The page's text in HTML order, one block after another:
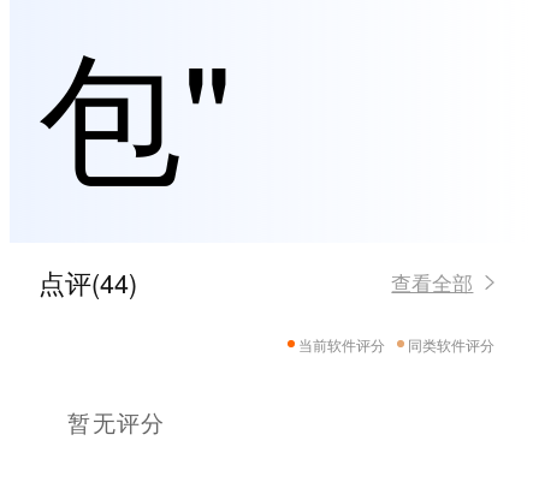
包"
点评(44) 查看全部
当前软件评分 同类软件评分
暂无评分